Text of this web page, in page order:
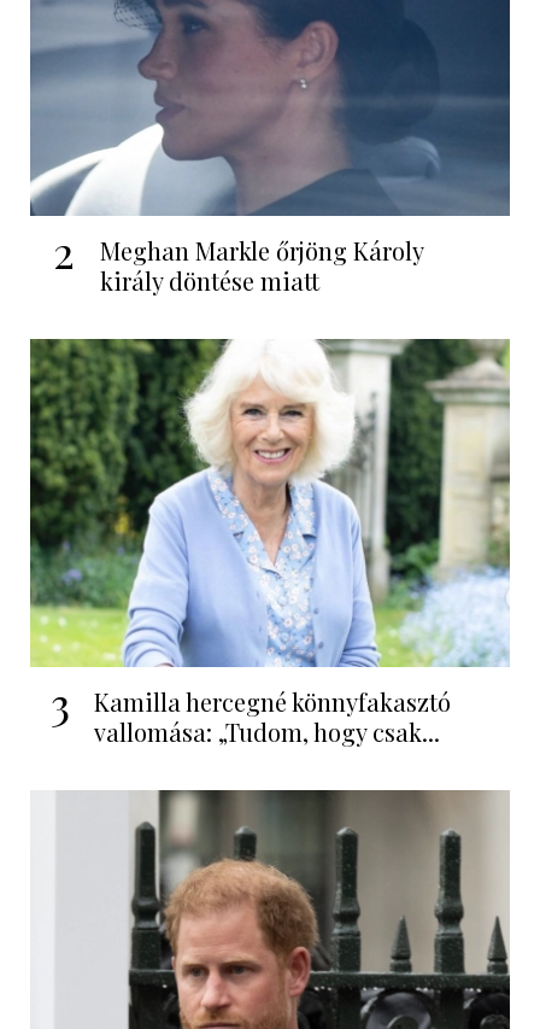
2
Meghan Markle őrjöng Károly
király döntése miatt
3
Kamilla hercegné könnyfakasztó
vallomása: „Tudom, hogy csak...